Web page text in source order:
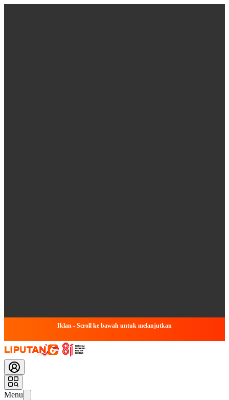
Iklan - Scroll ke bawah untuk melanjutkan
Menu